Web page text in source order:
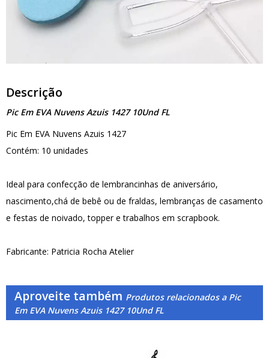
Descrição
Pic Em EVA Nuvens Azuis 1427 10Und FL
Pic Em EVA Nuvens Azuis 1427
Contém: 10 unidades
Ideal para confecção de lembrancinhas de aniversário,
nascimento,chá de bebê ou de fraldas, lembranças de casamento
e festas de noivado, topper e trabalhos em scrapbook.
Fabricante: Patricia Rocha Atelier
Aproveite também Produtos relacionados a Pic
Em EVA Nuvens Azuis 1427 10Und FL